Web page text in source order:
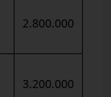
2.800.000
3.200.000